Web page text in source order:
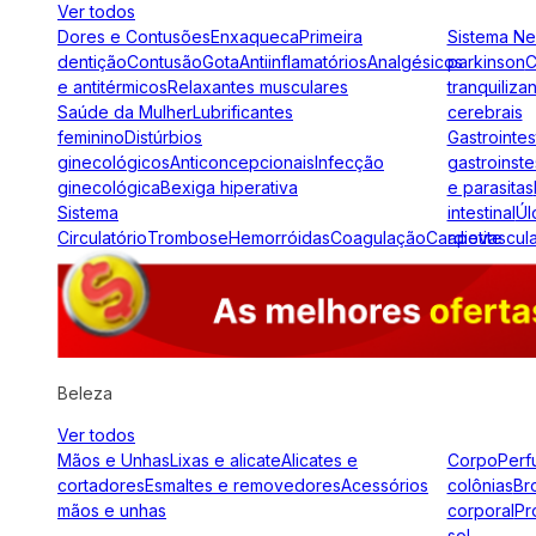
Ver todos
Dores e ContusõesEnxaquecaPrimeira
dentiçãoContusãoGotaAntiinflamatóriosAnalgésicos
e antitérmicosRelaxantes musculares
Saúde da MulherLubrificantes
femininoDistúrbios
ginecológicosAnticoncepcionaisInfecção
ginecológicaBexiga hiperativa
Sistema
CirculatórioTromboseHemorróidasCoagulação
Sistema
parkinson
cerebrais
e parasitas
intestinal
apetite
Beleza
Ver todos
Mãos e UnhasLixas e alicateAlicates e
cortadoresEsmaltes e removedoresAcessórios
mãos e unhas
Corpo
colônias
corporal